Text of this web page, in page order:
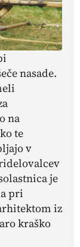
nasade.
na
te
v
je
pri
iz
kraško